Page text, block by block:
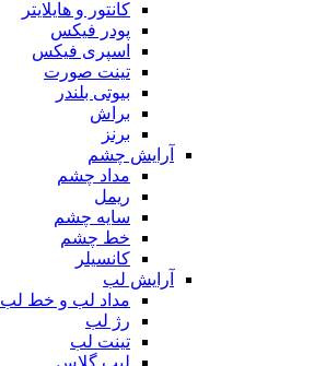
کانتور و هایلایتر
پودر فیکس
اسپری فیکس
تینت صورت
بیوتی بلندر
براش
برنز
آرایش چشم
مداد چشم
ریمل
سایه چشم
خط چشم
کانسیلر
آرایش لب
مداد لب و خط لب
رژ لب
تینت لب
لیپ گلاس